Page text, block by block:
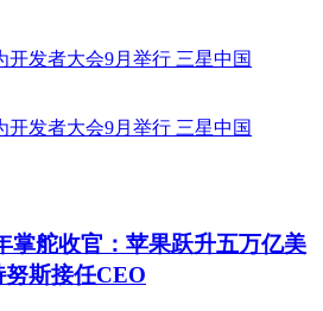
掌舵收官：苹果跃升五万亿美
斯接任CEO